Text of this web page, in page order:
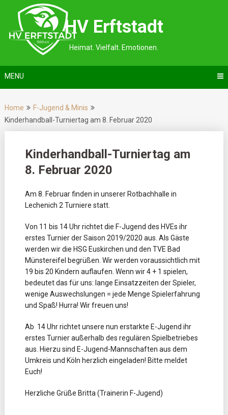
content
HV Erftstadt
Heimat. Vielfalt. Emotionen.
MENU
Home
F-Jugend & Minis
Kinderhandball-Turniertag am 8. Februar 2020
Kinderhandball-Turniertag am
8. Februar 2020
Am 8. Februar finden in unserer Rotbachhalle in
Lechenich 2 Turniere statt.
Von 11 bis 14 Uhr richtet die F-Jugend des HVEs ihr
erstes Turnier der Saison 2019/2020 aus. Als Gäste
werden wir die HSG Euskirchen und den TVE Bad
Münstereifel begrüßen. Wir werden voraussichtlich mit
19 bis 20 Kindern auflaufen. Wenn wir 4 + 1 spielen,
bedeutet das für uns: lange Einsatzzeiten der Spieler,
wenige Auswechslungen = jede Menge Spielerfahrung
und Spaß! Hurra! Wir freuen uns!
Ab 14 Uhr richtet unsere nun erstarkte E-Jugend ihr
erstes Turnier außerhalb des regulären Spielbetriebes
aus. Hierzu sind E-Jugend-Mannschaften aus dem
Umkreis und Köln herzlich eingeladen! Bitte meldet
Euch!
Herzliche Grüße Britta (Trainerin F-Jugend)